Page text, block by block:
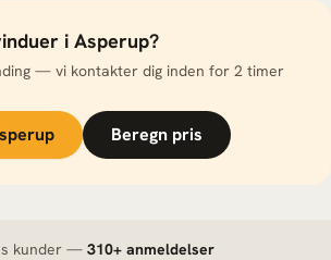
i Asperup?
— vi kontakter dig inden for 2 timer
Beregn pris
kunder — 310+ anmeldelser